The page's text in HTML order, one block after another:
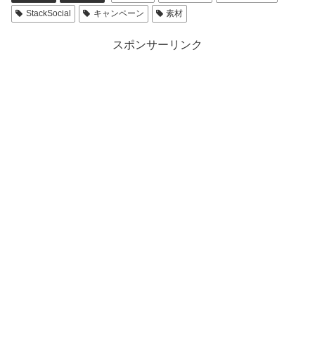
StackSocial
キャンペーン 素材
スポンサーリンク